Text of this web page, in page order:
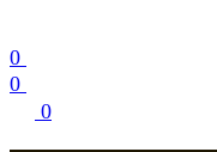
0
0
0